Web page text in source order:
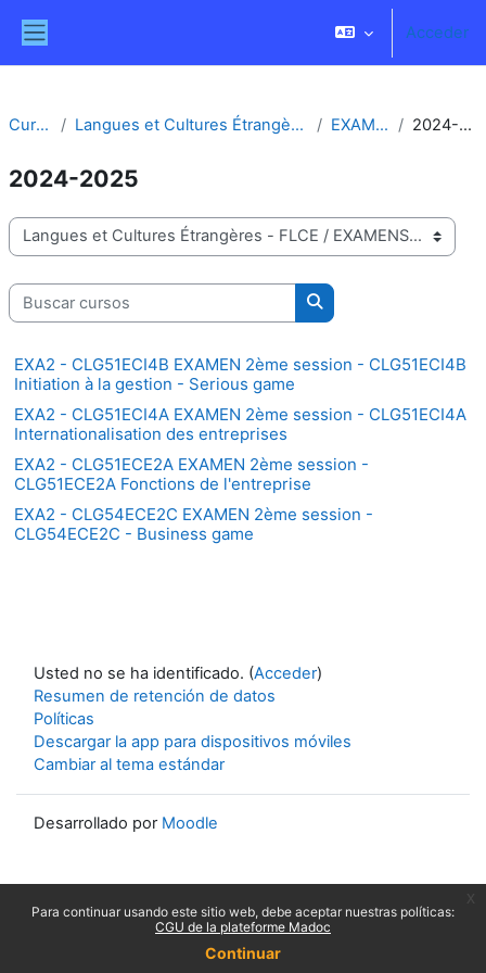
Para continuar usando este sitio web, debe aceptar nuestras políticas:
CGU de la plateforme Madoc
Continuar
Acceder
Cursos Langues et Cultures Étrangères - FLCE EXAMENS 2024-2025
2024-2025
Categorías
Buscar cursos
Buscar cursos
EXA2 - CLG51ECI4B EXAMEN 2ème session - CLG51ECI4B
Initiation à la gestion - Serious game
EXA2 - CLG51ECI4A EXAMEN 2ème session - CLG51ECI4A
Internationalisation des entreprises
EXA2 - CLG51ECE2A EXAMEN 2ème session -
CLG51ECE2A Fonctions de l'entreprise
EXA2 - CLG54ECE2C EXAMEN 2ème session -
CLG54ECE2C - Business game
Usted no se ha identificado. (Acceder)
Resumen de retención de datos
Políticas
Descargar la app para dispositivos móviles
Cambiar al tema estándar
Desarrollado por Moodle